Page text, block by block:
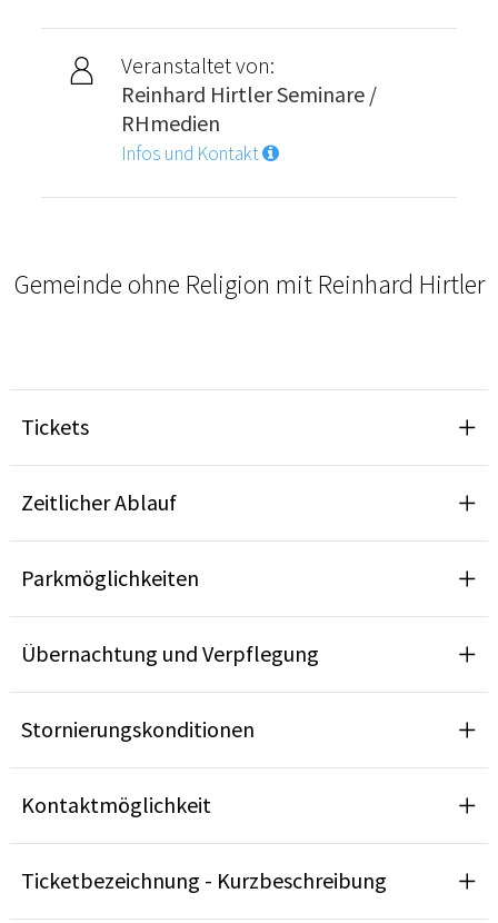
Veranstaltet von:
Reinhard Hirtler Seminare /
RHmedien
Infos und Kontakt
Gemeinde ohne Religion mit Reinhard Hirtler
Tickets
Zeitlicher Ablauf
Parkmöglichkeiten
Übernachtung und Verpflegung
Stornierungskonditionen
Kontaktmöglichkeit
Ticketbezeichnung - Kurzbeschreibung